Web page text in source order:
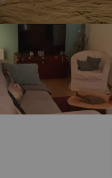
encuentre su brújula vuelve.